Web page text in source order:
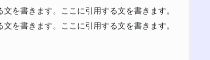
を書きます。ここに引用する文を書きます。
を書きます。ここに引用する文を書きます。